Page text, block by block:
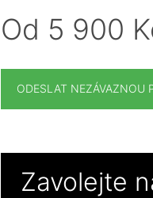
Od 5 900
ODESLAT NEZÁVAZNOU
Zavolejte